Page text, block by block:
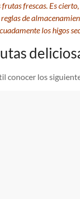
frescas. Es
de
los higos
conocer los